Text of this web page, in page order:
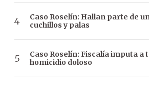
Caso Roselín: Hallan parte de
cuchillos y palas
Caso Roselín: Fiscalía imputa
homicidio doloso